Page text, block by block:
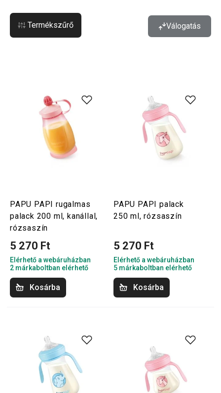
Termékszűrő Válogatás
PAPU PAPI rugalmas
palack 200 ml, kanállal,
rózsaszín
5 270 Ft
Elérhető a webáruházban
2 márkaboltban elérhető
Kosárba
PAPU PAPI palack
250 ml, rózsaszín
5 270 Ft
Elérhető a webáruházban
5 márkaboltban elérhető
Kosárba